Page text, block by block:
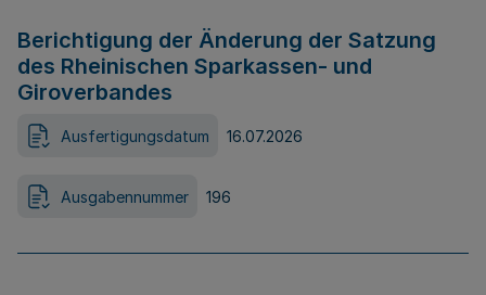
Berichtigung der Änderung der Satzung
des Rheinischen Sparkassen- und
Giroverbandes
Ausfertigungsdatum 16.07.2026
Ausgabennummer 196